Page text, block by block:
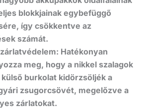
blokkjainak egybefüggő
így csökkentve az
számát.
Hatékonyan
meg, hogy a nikkel szalagok
burkolat kidörzsöljék a
zsugorcsövét, megelőzve a
zárlatokat.